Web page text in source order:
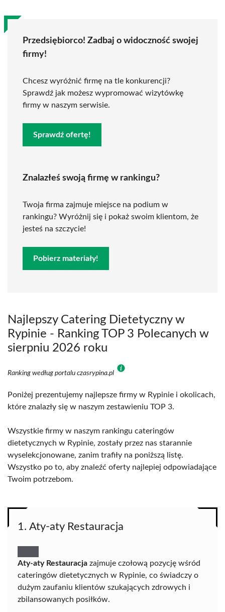
Przedsiębiorco! Zadbaj o widoczność swojej
firmy!
Chcesz wyróżnić firmę na tle konkurencji?
Sprawdź jak możesz wypromować wizytówkę
firmy w naszym serwisie.
Sprawdź ofertę!
Znalazłeś swoją firmę w rankingu?
Twoja firma zajmuje miejsce na podium w
rankingu? Wyróżnij się i pokaż swoim klientom, że
jesteś na szczycie!
Pobierz materiały!
Najlepszy Catering Dietetyczny w
Rypinie - Ranking TOP 3 Polecanych w
sierpniu 2026 roku
Ranking według portalu czasrypina.pl
Poniżej prezentujemy najlepsze firmy w Rypinie i okolicach,
które znalazły się w naszym zestawieniu TOP 3.
Wszystkie firmy w naszym rankingu cateringów
dietetycznych w Rypinie, zostały przez nas starannie
wyselekcjonowane, zanim trafiły na poniższą listę.
Wszystko po to, aby znaleźć oferty najlepiej odpowiadające
Twoim potrzebom.
1. Aty-aty Restauracja
Aty-aty Restauracja zajmuje czołową pozycję wśród
cateringów dietetycznych w Rypinie, co świadczy o
dużym zaufaniu klientów szukających zdrowych i
zbilansowanych posiłków.